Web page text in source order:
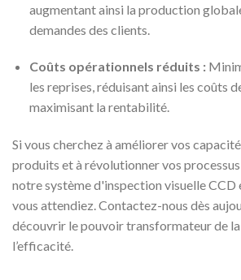
augmentant ainsi la production
demandes des clients.
Coûts opérationnels réduits :
les reprises, réduisant ainsi les coûts
maximisant la rentabilité.
Si vous cherchez à améliorer vos
produits et à révolutionner vos
notre système d'inspection visuelle CCD
vous attendiez. Contactez-nous dès
découvrir le pouvoir transformateur de
l’efficacité.